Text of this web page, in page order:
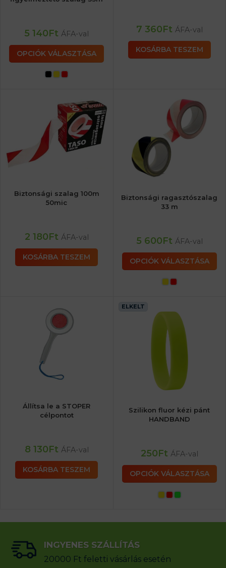
5 140Ft ÁFA-val
OPCIÓK VÁLASZTÁSA
7 360Ft ÁFA-val
KOSÁRBA TESZEM
Biztonsági szalag 100m
50mic
2 180Ft ÁFA-val
KOSÁRBA TESZEM
Biztonsági ragasztószalag
33 m
5 600Ft ÁFA-val
OPCIÓK VÁLASZTÁSA
Állítsa le a STOPER
célpontot
8 130Ft ÁFA-val
KOSÁRBA TESZEM
ELKELT
Szilikon fluor kézi pánt
HANDBAND
250Ft ÁFA-val
OPCIÓK VÁLASZTÁSA
INGYENES SZÁLLÍTÁS
20000 Ft feletti vásárlás esetén